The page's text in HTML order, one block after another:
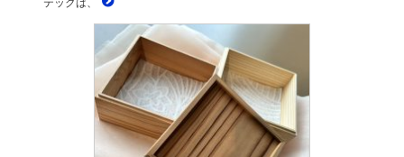
テックは、